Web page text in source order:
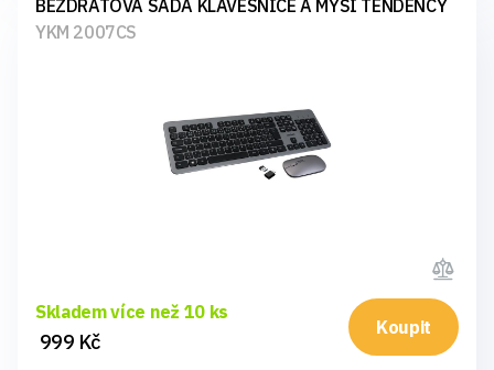
BEZDRÁTOVÁ SADA KLÁVESNICE A MYŠI TENDENCY
YKM 2007CS
Skladem více než 10 ks
999 Kč
Koupit